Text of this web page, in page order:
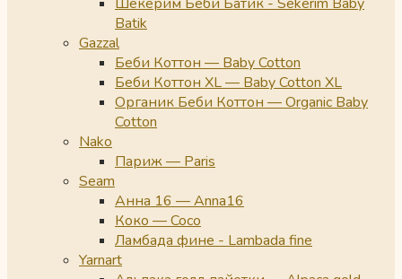
Batik
Gazzal
Беби Коттон — Baby Cotton
Беби Коттон XL — Baby Cotton XL
Органик Беби Коттон — Organic Baby
Cotton
Nako
Париж — Paris
Seam
Анна 16 — Anna16
Коко — Coco
Ламбада фине - Lambada fine
Yarnart